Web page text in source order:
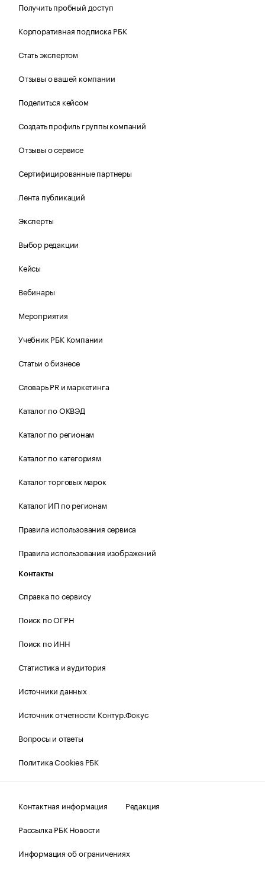
Получить пробный доступ
Корпоративная подписка РБК
Стать экспертом
Отзывы о вашей компании
Поделиться кейсом
Создать профиль группы компаний
Отзывы о сервисе
Сертифицированные партнеры
Лента публикаций
Эксперты
Выбор редакции
Кейсы
Вебинары
Мероприятия
Учебник РБК Компании
Статьи о бизнесе
Словарь PR и маркетинга
Каталог по ОКВЭД
Каталог по регионам
Каталог по категориям
Каталог торговых марок
Каталог ИП по регионам
Правила использования сервиса
Правила использования изображений
Контакты
Справка по сервису
Поиск по ОГРН
Поиск по ИНН
Статистика и аудитория
Источники данных
Источник отчетности Контур.Фокус
Вопросы и ответы
Политика Cookies РБК
Контактная информация
Редакция
Рассылка РБК Новости
Информация об ограничениях